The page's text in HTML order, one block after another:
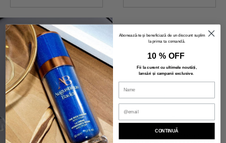
Beauty Deals
CĂTRE
PRODUSE
Abonează-te și beneficiază de un discount suplimentar
la prima ta comandă.
10 % OFF
Fii la curent cu ultimele noutăți,
lansări și campanii exclusive.
CONTINUĂ